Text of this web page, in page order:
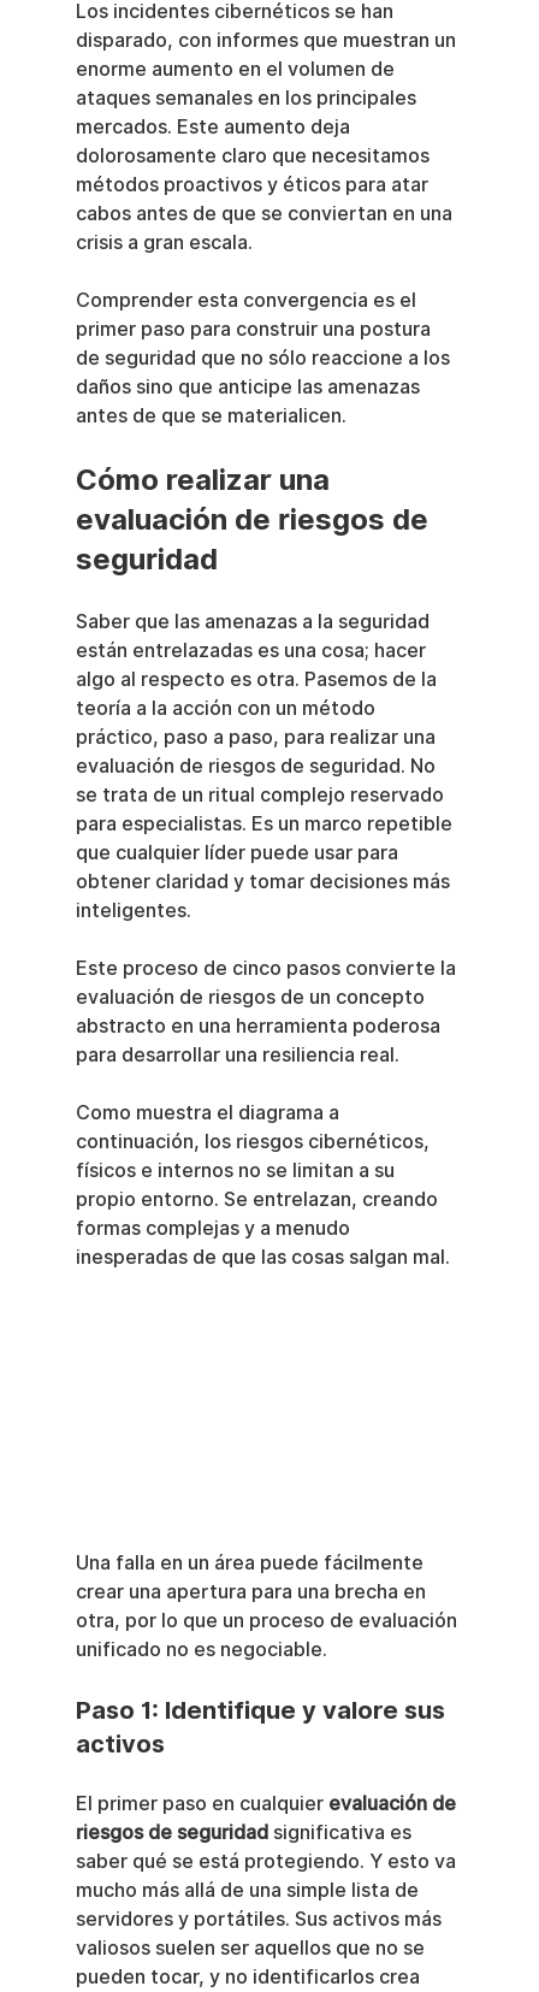
Los incidentes cibernéticos se han
disparado, con informes que muestran un
enorme aumento en el volumen de
ataques semanales en los principales
mercados. Este aumento deja
dolorosamente claro que necesitamos
métodos proactivos y éticos para atar
cabos antes de que se conviertan en una
crisis a gran escala.
Comprender esta convergencia es el
primer paso para construir una postura
de seguridad que no sólo reaccione a los
daños sino que anticipe las amenazas
antes de que se materialicen.
Cómo realizar una
evaluación de riesgos de
seguridad
Saber que las amenazas a la seguridad
están entrelazadas es una cosa; hacer
algo al respecto es otra. Pasemos de la
teoría a la acción con un método
práctico, paso a paso, para realizar una
evaluación de riesgos de seguridad. No
se trata de un ritual complejo reservado
para especialistas. Es un marco repetible
que cualquier líder puede usar para
obtener claridad y tomar decisiones más
inteligentes.
Este proceso de cinco pasos convierte la
evaluación de riesgos de un concepto
abstracto en una herramienta poderosa
para desarrollar una resiliencia real.
Como muestra el diagrama a
continuación, los riesgos cibernéticos,
físicos e internos no se limitan a su
propio entorno. Se entrelazan, creando
formas complejas y a menudo
inesperadas de que las cosas salgan mal.
Una falla en un área puede fácilmente
crear una apertura para una brecha en
otra, por lo que un proceso de evaluación
unificado no es negociable.
Paso 1: Identifique y valore sus
activos
El primer paso en cualquier evaluación de
riesgos de seguridad significativa es
saber qué se está protegiendo. Y esto va
mucho más allá de una simple lista de
servidores y portátiles. Sus activos más
valiosos suelen ser aquellos que no se
pueden tocar, y no identificarlos crea